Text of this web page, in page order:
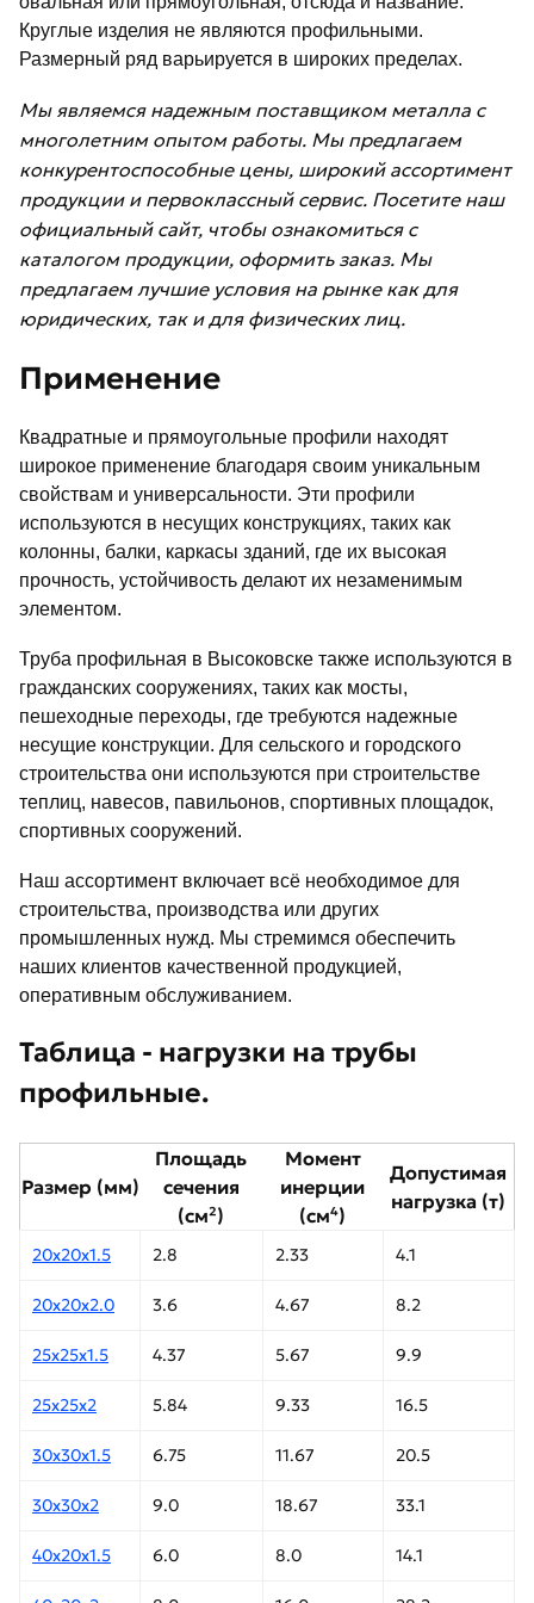
Круглые изделия не являются профильными.
Размерный ряд варьируется в широких пределах.
Мы являемся надежным поставщиком металла с
многолетним опытом работы. Мы предлагаем
конкурентоспособные цены, широкий ассортимент
продукции и первоклассный сервис. Посетите наш
официальный сайт, чтобы ознакомиться с
каталогом продукции, оформить заказ. Мы
предлагаем лучшие условия на рынке как для
юридических, так и для физических лиц.
Применение
Квадратные и прямоугольные профили находят
широкое применение благодаря своим уникальным
свойствам и универсальности. Эти профили
используются в несущих конструкциях, таких как
колонны, балки, каркасы зданий, где их высокая
прочность, устойчивость делают их незаменимым
элементом.
Труба профильная в Высоковске также используются в
гражданских сооружениях, таких как мосты,
пешеходные переходы, где требуются надежные
несущие конструкции. Для сельского и городского
строительства они используются при строительстве
теплиц, навесов, павильонов, спортивных площадок,
спортивных сооружений.
Наш ассортимент включает всё необходимое для
строительства, производства или других
промышленных нужд. Мы стремимся обеспечить
наших клиентов качественной продукцией,
оперативным обслуживанием.
Таблица - нагрузки на трубы
профильные.
Размер (мм)
Площадь
сечения
(см²)
Момент
инерции
(см⁴)
Допустимая
нагрузка (т)
20х20х1.5 2.8 2.33 4.1
20х20х2.0 3.6 4.67 8.2
25х25х1.5 4.37 5.67 9.9
25х25х2 5.84 9.33 16.5
30х30х1.5 6.75 11.67 20.5
30х30х2 9.0 18.67 33.1
40х20х1.5 6.0 8.0 14.1